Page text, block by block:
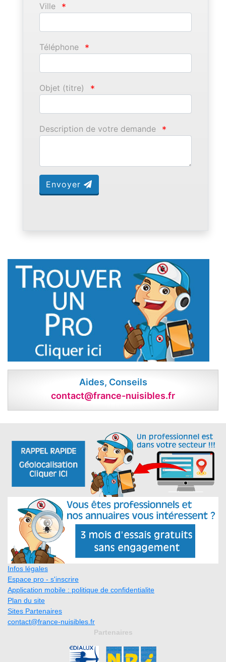
Ville *
Téléphone *
Objet (titre) *
Description de votre demande *
Envoyer
Aides, Conseils
contact@france-nuisibles.fr
Infos légales
Espace pro - s'inscrire
Application mobile : politique de confidentialite
Plan du site
Sites Partenaires
contact@france-nuisibles.fr
Partenaires